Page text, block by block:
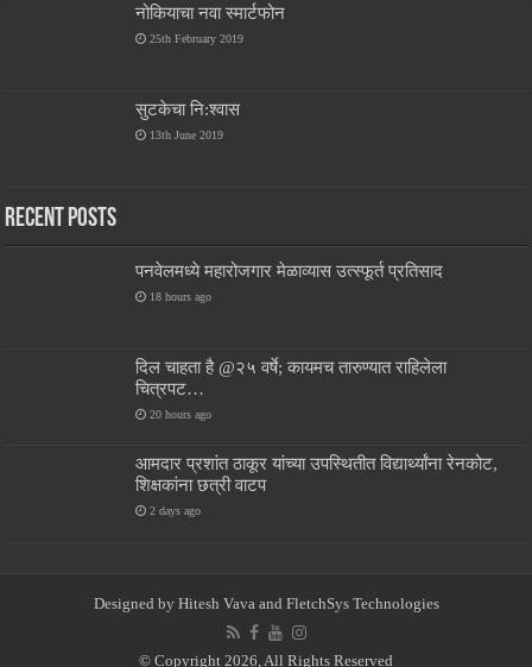
नोकियाचा नवा स्मार्टफोन
25th February 2019
सुटकेचा नि:श्वास
13th June 2019
Recent Posts
पनवेलमध्ये महारोजगार मेळाव्यास उत्स्फूर्त प्रतिसाद
18 hours ago
दिल चाहता है @२५ वर्षे; कायमच तारुण्यात राहिलेला
चित्रपट…
20 hours ago
आमदार प्रशांत ठाकूर यांच्या उपस्थितीत विद्यार्थ्यांना रेनकोट,
शिक्षकांना छत्री वाटप
2 days ago
Designed by Hitesh Vava and FletchSys Technologies
© Copyright 2026, All Rights Reserved